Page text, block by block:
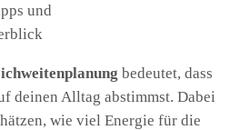
und
bedeutet, dass
deinen Alltag abstimmst. Dabei
wie viel Energie für die